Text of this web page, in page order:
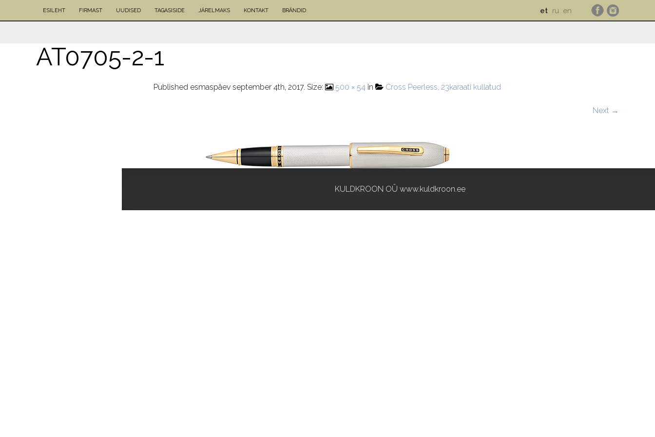
ESILEHT FIRMAST UUDISED TAGASISIDE JÄRELMAKS KONTAKT BRÄNDID et ru en
AT0705-2-1
Published esmaspäev september 4th, 2017. Size: 500 × 54 in Cross Peerless, 23karaati kullatud
Next →
KULDKROON OÜ www.kuldkroon.ee